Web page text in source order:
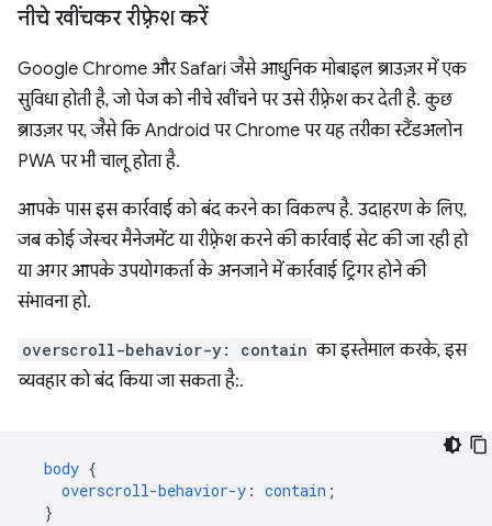
नीचे खींचकर रीफ़्रेश करें
Google Chrome और Safari जैसे आधुनिक मोबाइल ब्राउज़र में एक
सुविधा होती है, जो पेज को नीचे खींचने पर उसे रीफ़्रेश कर देती है. कुछ
ब्राउज़र पर, जैसे कि Android पर Chrome पर यह तरीका स्टैंडअलोन
PWA पर भी चालू होता है.
आपके पास इस कार्रवाई को बंद करने का विकल्प है. उदाहरण के लिए,
जब कोई जेस्चर मैनेजमेंट या रीफ़्रेश करने की कार्रवाई सेट की जा रही हो
या अगर आपके उपयोगकर्ता के अनजाने में कार्रवाई ट्रिगर होने की
संभावना हो.
overscroll-behavior-y: contain का इस्तेमाल करके, इस
व्यवहार को बंद किया जा सकता है:.
body {
overscroll-behavior-y : contain ;
}